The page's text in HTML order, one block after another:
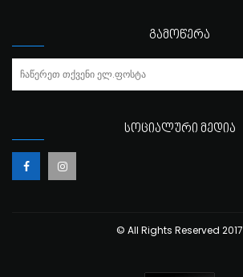
ᲒᲐᲛᲝᲬᲔᲠᲐ
ᲡᲝᲪᲘᲐᲚᲣᲠᲘ ᲛᲔᲓᲘᲐ
© All Rights Reserved 2017